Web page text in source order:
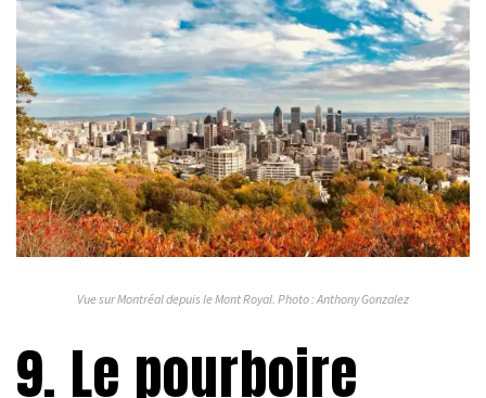
Vue sur Montréal depuis le Mont Royal. Photo : Anthony Gonzalez
9. Le pourboire